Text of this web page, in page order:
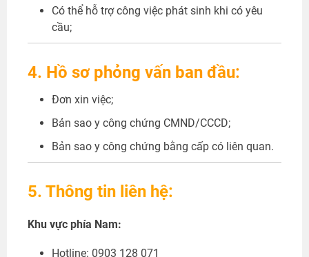
Có thể hỗ trợ công việc phát sinh khi có yêu
cầu;
4. Hồ sơ phỏng vấn ban đầu:
Đơn xin việc;
Bản sao y công chứng CMND/CCCD;
Bản sao y công chứng bằng cấp có liên quan.
5. Thông tin liên hệ:
Khu vực phía Nam:
Hotline: 0903 128 071